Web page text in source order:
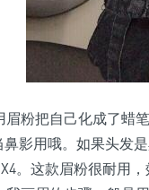
粉把自己化成了蜡
鼻影用哦。如果头发
。这款眉粉很耐用